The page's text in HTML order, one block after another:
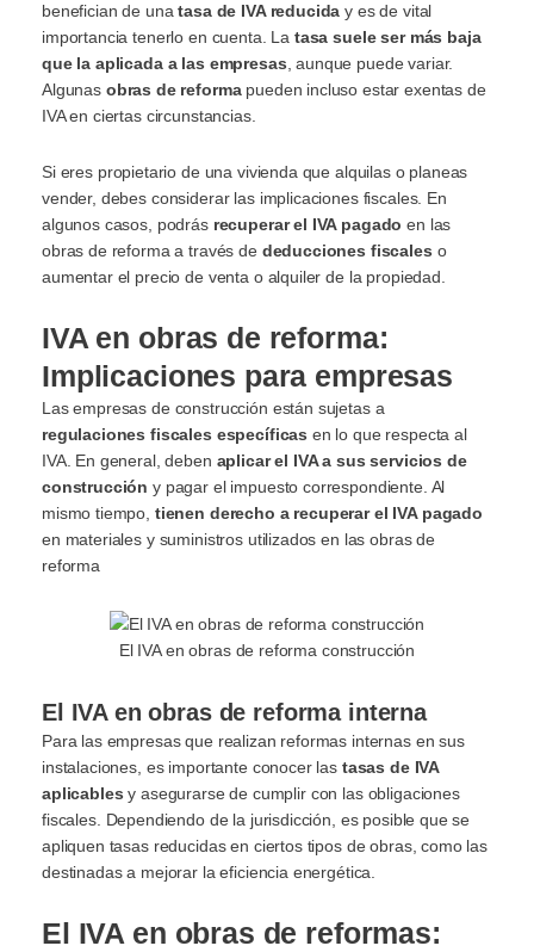
benefician de unatasa de IVA reducida y es de vital
importancia tenerlo en cuenta. La tasa suele ser más baja
que la aplicada a las empresas , aunque puede variar.
Algunas obras de reformapueden incluso estar exentas de
IVA en ciertas circunstancias.
Si eres propietario de una vivienda que alquilas o planeas
vender, debes considerar las implicaciones fiscales. En
algunos casos, podrásrecuperar el IVA pagado en las
obras de reforma a través de deducciones fiscales o
aumentar el precio de venta o alquiler de la propiedad.
IVA en obras de reforma:
Implicaciones para empresas
Las empresas de construcción están sujetas a
regulaciones fiscales específicas en lo que respecta al
IVA. En general, deben aplicar el IVA a sus servicios de
construcción y pagar el impuesto correspondiente. Al
mismo tiempo, tienen derecho a recuperar el IVA pagado
en materiales y suministros utilizados en las obras de
reforma
El IVA en obras de reforma construcción
El IVA en obras de reforma interna
Para las empresas que realizan reformas internas en sus
instalaciones, es importante conocer las tasas de IVA
aplicables y asegurarse de cumplir con las obligaciones
fiscales. Dependiendo de la jurisdicción, es posible que se
apliquen tasas reducidas en ciertos tipos de obras, como las
destinadas a mejorar la eficiencia energética.
El IVA en obras de reformas: